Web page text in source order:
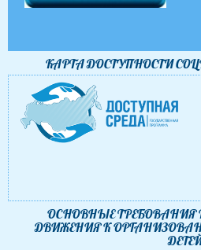
КАРТА ДОСТУПНОСТИ
ОСНОВНЫЕ
ДВИЖЕНИЯ К